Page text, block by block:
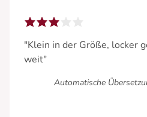
"Klein in der Größe, locker
weit"
Automatische